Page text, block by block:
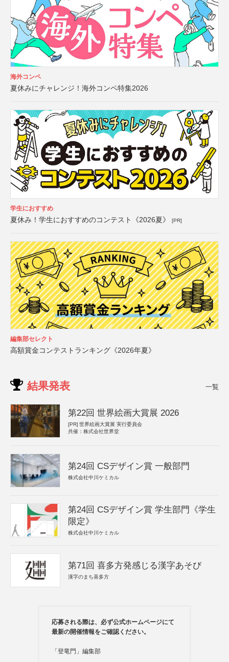
海外コンペ
夏休みにチャレンジ！海外コンペ特集2026
学生におすすめ
夏休み！学生におすすめのコンテスト《2026夏》 [PR]
編集部セレクト
高額賞金コンテストランキング《2026年夏》
結果発表 一覧
第22回 世界絵画大賞展 2026
[PR] 世界絵画大賞展 実行委員会
共催：株式会社世界堂
第24回 CSデザイン賞 一般部門
株式会社中川ケミカル
第24回 CSデザイン賞 学生部門《学生
限定》
株式会社中川ケミカル
第71回 喜多方発感じる漢字あそび
漢字のまち喜多方
応募される際は、必ず公式ホームページにて
最新の開催情報をご確認ください。
「登竜門」編集部